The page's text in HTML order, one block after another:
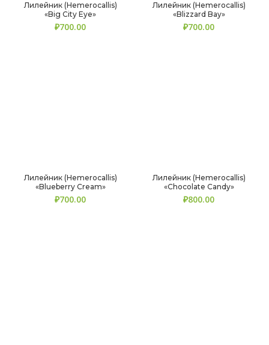
Лилейник (Hemerocallis)
«Big City Eye»
₽
Лилейник (Hemerocallis)
«Blizzard Bay»
₽
Лилейник (Hemerocallis)
«Blueberry Cream»
₽
Лилейник (Hemerocallis)
«Chocolate Candy»
₽